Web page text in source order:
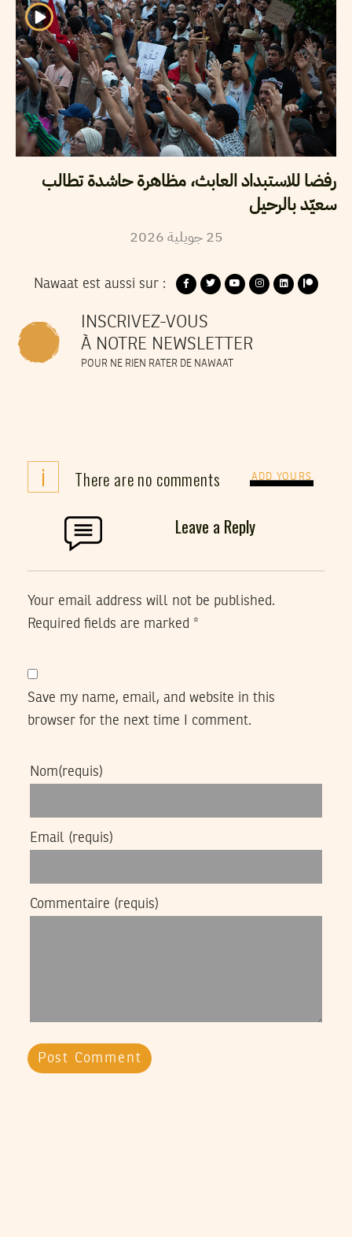
رفضا للاستبداد العابث، مظاهرة حاشدة تطالب
سعيّد بالرحيل
25 جويلية2026
Nawaat est aussi sur :
INSCRIVEZ-VOUS
À NOTRE NEWSLETTER
POUR NE RIEN RATER DE NAWAAT
i There are no comments ADD YOURS
Leave a Reply
Your email address will not be published.
Required fields are marked *
Save my name, email, and website in this
browser for the next time I comment.
Nom(requis)
Email (requis)
Commentaire (requis)